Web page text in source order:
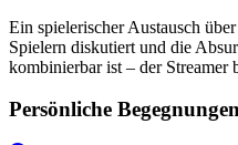
Ein spielerischer Austausch
Spielern diskutiert und die
kombinierbar ist – der Streamer
Persönliche